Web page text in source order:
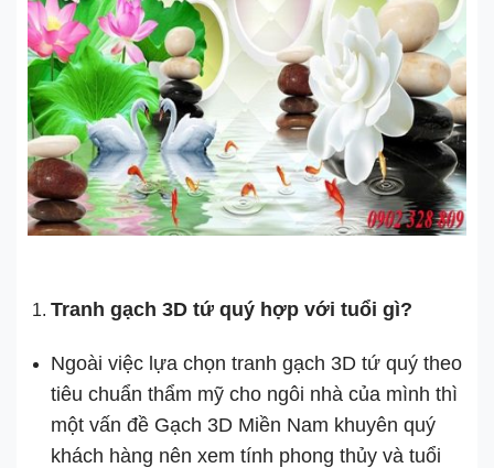
Tranh gạch 3D tứ quý hợp với tuổi gì?
Ngoài việc lựa chọn tranh gạch 3D tứ quý theo
tiêu chuẩn thẩm mỹ cho ngôi nhà của mình thì
một vấn đề Gạch 3D Miền Nam khuyên quý
khách hàng nên xem tính phong thủy và tuổi